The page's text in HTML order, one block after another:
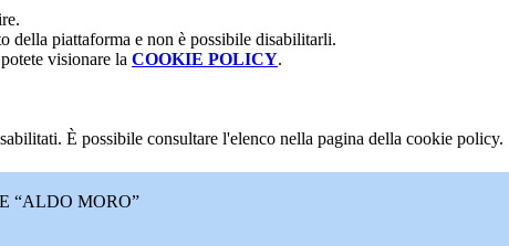
della piattaforma e non è possibile disabilitarli.
visionare la COOKIE POLICY.
È possibile consultare l'elenco nella pagina della cookie policy.
“ALDO MORO”